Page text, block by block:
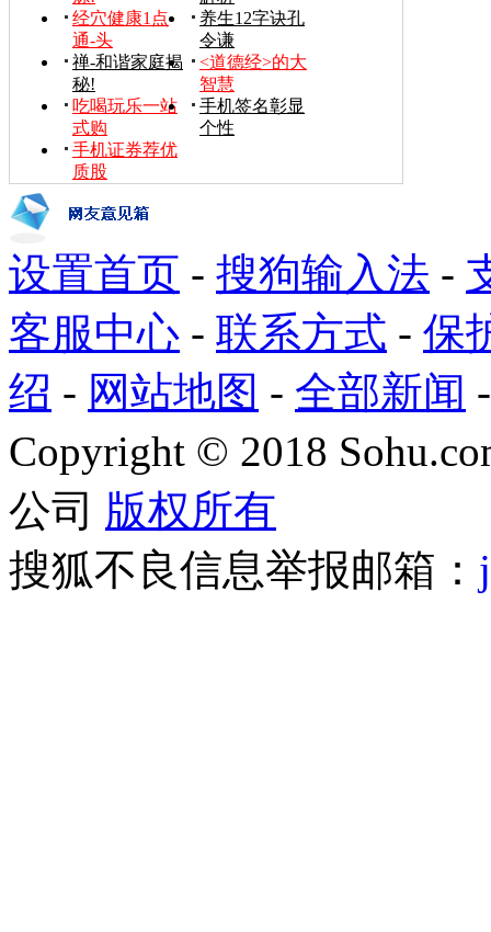
经穴健康1点
通-头
养生12字诀孔
令谦
禅-和谐家庭揭
秘!
<道德经>的大
智慧
吃喝玩乐一站
式购
手机签名彰显
个性
手机证券荐优
质股
设置首页 - 搜狗输入法 -
客服中心 - 联系方式 - 保
绍 - 网站地图 - 全部新闻
Copyright © 2018
公司 版权所有
搜狐不良信息举报邮箱：